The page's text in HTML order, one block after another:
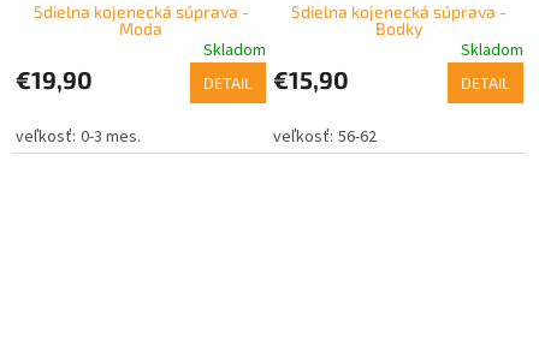
5dielna kojenecká súprava -
Moda
Skladom
€19,90 DETAIL
0-3 mes.
5dielna kojenecká súprava -
Bodky
Skladom
€15,90 DETAIL
56-62